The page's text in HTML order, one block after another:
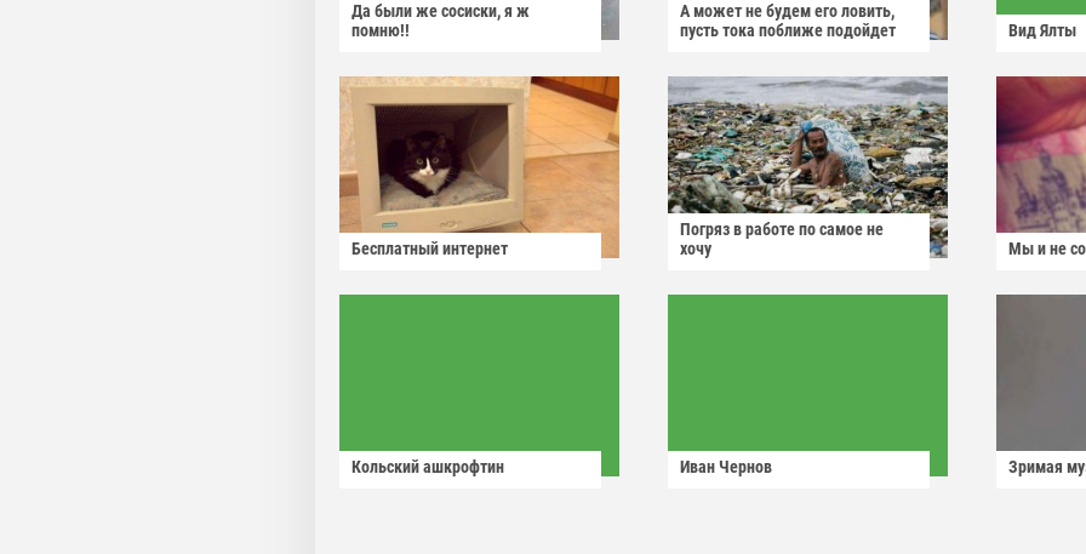
Да были же сосиски, я ж
помню!!
А может не будем его ловить,
пусть тока поближе подойдет
Вид Ялты
Бесплатный интернет
Погряз в работе по самое не
хочу
Мы и не
Кольский ашкрофтин Иван Чернов Зримая